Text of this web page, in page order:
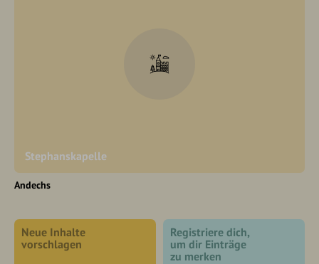
Stephanskapelle
Andechs
Neue Inhalte
vorschlagen
Registriere dich,
um dir Einträge
zu merken